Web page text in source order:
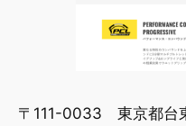
〒111-0033 東京都台